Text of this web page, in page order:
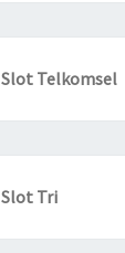
Slot Telkomsel
Slot Tri